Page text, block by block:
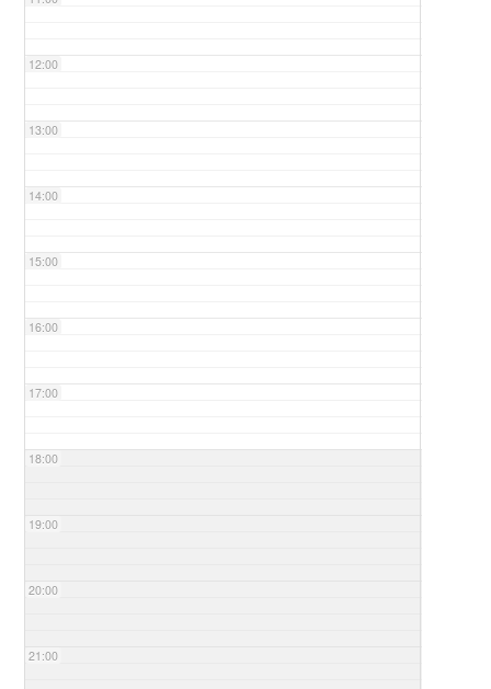
12:00
13:00
14:00
15:00
16:00
17:00
18:00
19:00
20:00
21:00